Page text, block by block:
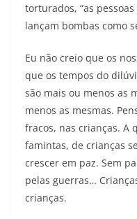
torturados, “as
lançam bombas como
Eu não creio que os
que os tempos do
são mais ou menos as
menos as mesmas.
fracos, nas crianças. A
famintas, de crianças
crescer em paz. Sem
pelas guerras…
crianças.